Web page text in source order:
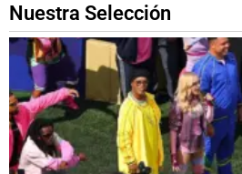
Nuestra Selección